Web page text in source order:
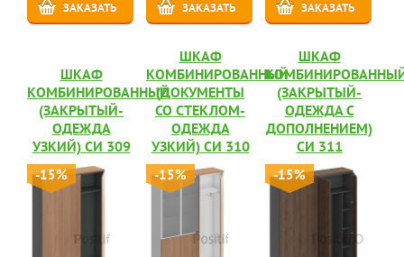
ЗАКАЗАТЬ ЗАКАЗАТЬ ЗАКАЗАТЬ
ШКАФ
КОМБИНИРОВАННЫЙ
(ЗАКРЫТЫЙ-
ОДЕЖДА
УЗКИЙ) СИ 309
-15%
ШКАФ
КОМБИНИРОВАННЫЙ
(ДОКУМЕНТЫ
СО СТЕКЛОМ-
ОДЕЖДА
УЗКИЙ) СИ 310
-15%
ШКАФ
(ЗАКРЫТЫЙ-
ОДЕЖДА С
ДОПОЛНЕНИЕМ)
СИ 311
-15%